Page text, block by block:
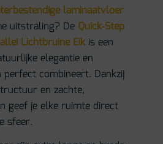
laminaatvloer
uitstraling? De Quick‑Step
Lichtbruine Eik is een
elegantie en
combineert. Dankzij
en zachte,
geef je elke ruimte direct
sfeer.